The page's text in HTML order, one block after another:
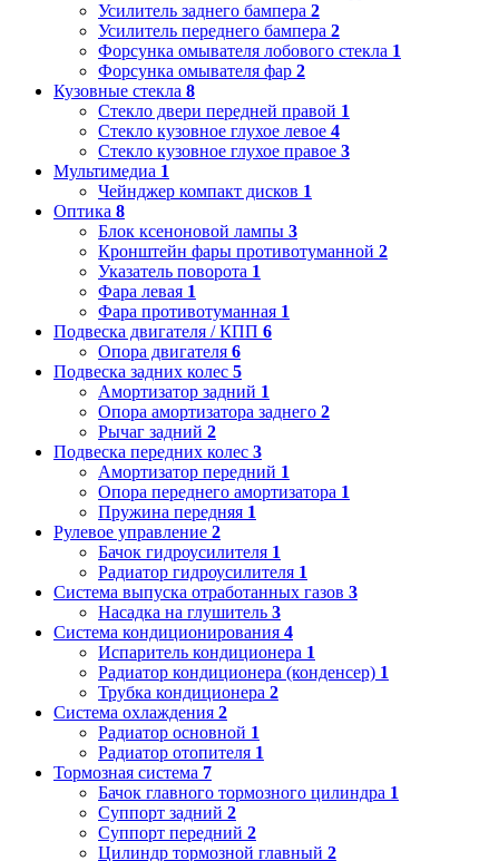
Усилитель заднего бампера 2
Усилитель переднего бампера 2
Форсунка омывателя лобового стекла 1
Форсунка омывателя фар 2
Кузовные стекла 8
Стекло двери передней правой 1
Стекло кузовное глухое левое 4
Стекло кузовное глухое правое 3
Мультимедиа 1
Чейнджер компакт дисков 1
Оптика 8
Блок ксеноновой лампы 3
Кронштейн фары противотуманной 2
Указатель поворота 1
Фара левая 1
Фара противотуманная 1
Подвеска двигателя / КПП 6
Опора двигателя 6
Подвеска задних колес 5
Амортизатор задний 1
Опора амортизатора заднего 2
Рычаг задний 2
Подвеска передних колес 3
Амортизатор передний 1
Опора переднего амортизатора 1
Пружина передняя 1
Рулевое управление 2
Бачок гидроусилителя 1
Радиатор гидроусилителя 1
Система выпуска отработанных газов 3
Насадка на глушитель 3
Система кондиционирования 4
Испаритель кондиционера 1
Радиатор кондиционера (конденсер) 1
Трубка кондиционера 2
Система охлаждения 2
Радиатор основной 1
Радиатор отопителя 1
Тормозная система 7
Бачок главного тормозного цилиндра 1
Суппорт задний 2
Суппорт передний 2
Цилиндр тормозной главный 2